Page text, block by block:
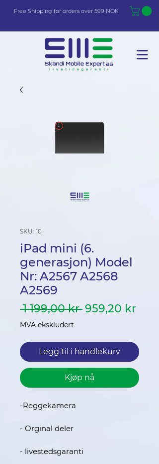
Free Shipping for orders over 599 NOK
SKU: 10
iPad mini (6.
generasjon) Model
Nr: A2567 A2568
A2569
1 199,00 kr Vanlig
959,20 kr
MVA ekskludert
Legg til i handlekurv
Kjøp nå
-Reggekamera
- Orginal deler
- livestedsgaranti